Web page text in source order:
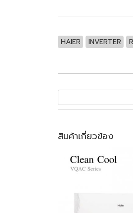
HAIER INVERTER
สินค้าเกี่ยวข้อง